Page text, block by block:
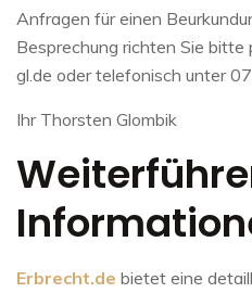
Anfragen für einen
Besprechung richten Sie
gl.de oder telefonisch unter
Ihr Thorsten Glombik
Erbrecht.de bietet eine